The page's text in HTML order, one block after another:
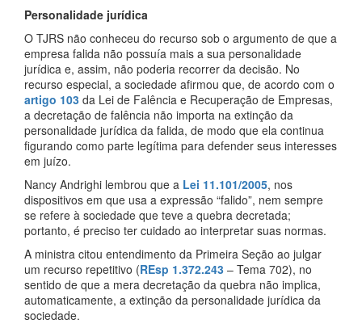
Personalidade jurídica
O TJRS não conheceu do recurso sob o argumento de que a
empresa falida não possuía mais a sua personalidade
jurídica e, assim, não poderia recorrer da decisão. No
recurso especial, a sociedade afirmou que, de acordo com o
artigo 103 da Lei de Falência e Recuperação de Empresas,
a decretação de falência não importa na extinção da
personalidade jurídica da falida, de modo que ela continua
figurando como parte legítima para defender seus interesses
em juízo.
Nancy Andrighi lembrou que a Lei 11.101/2005, nos
dispositivos em que usa a expressão “falido”, nem sempre
se refere à sociedade que teve a quebra decretada;
portanto, é preciso ter cuidado ao interpretar suas normas.
A ministra citou entendimento da Primeira Seção ao julgar
um recurso repetitivo (REsp 1.372.243 – Tema 702), no
sentido de que a mera decretação da quebra não implica,
automaticamente, a extinção da personalidade jurídica da
sociedade.